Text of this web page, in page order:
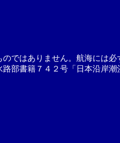
ではありません。航海には
部書籍７４２号「日本沿岸